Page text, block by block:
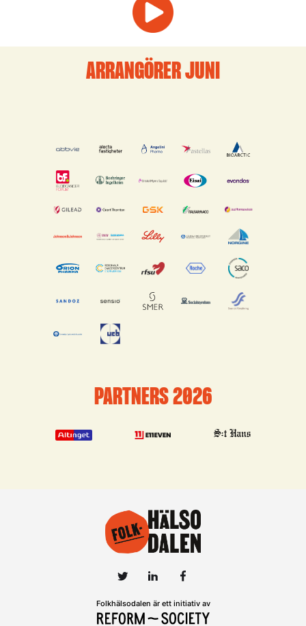
ARRANGÖRER JUNI
PARTNERS 2026
Folkhälsodalen är ett initiativ av